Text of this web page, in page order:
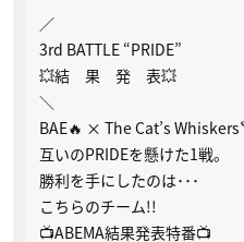
／
3rd BATTLE “PRIDE”
💥結 果 発 表💥
＼
BAE🔥 × The Cat’s
互いのPRIDEを懸けた1戦。
勝利を手にしたのは･･･
こちらのチーム!!
📺ABEMA結果発表特番📺